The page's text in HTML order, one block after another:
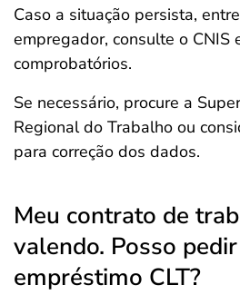
Caso a situação persista,
empregador, consulte o CNIS
comprobatórios.
Se necessário, procure a
Regional do Trabalho ou
para correção dos dados.
Meu contrato de
valendo. Posso
empréstimo CLT?